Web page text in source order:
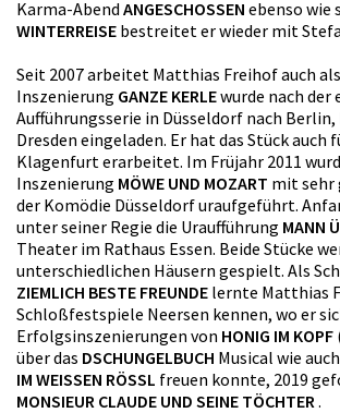
Karma-Abend ANGESCHOSSEN ebenso wie
WINTERREISE bestreitet er wieder mit
Seit 2007 arbeitet Matthias Freihof auch als
Inszenierung GANZE KERLEwurde nach der
Aufführungsserie in Düsseldorf nach Berlin,
Dresden eingeladen. Er hat das Stück auch
Klagenfurt erarbeitet. Im Früjahr 2011
Inszenierung MÖWE UND MOZART mit sehr
der Komödie Düsseldorf uraufgeführt.
unter seiner Regie die Uraufführung MANN
Theater im Rathaus Essen. Beide Stücke
unterschiedlichen Häusern gespielt. Als
ZIEMLICH BESTE FREUNDE lernte Matthias
Schloßfestspiele Neersen kennen, wo er
Erfolgsinszenierungen von HONIG IM KOPF
über das DSCHUNGELBUCH Musical wie
IM WEISSEN RÖSSL freuen konnte, 2019
MONSIEUR CLAUDE UND SEINE TÖCHTER .